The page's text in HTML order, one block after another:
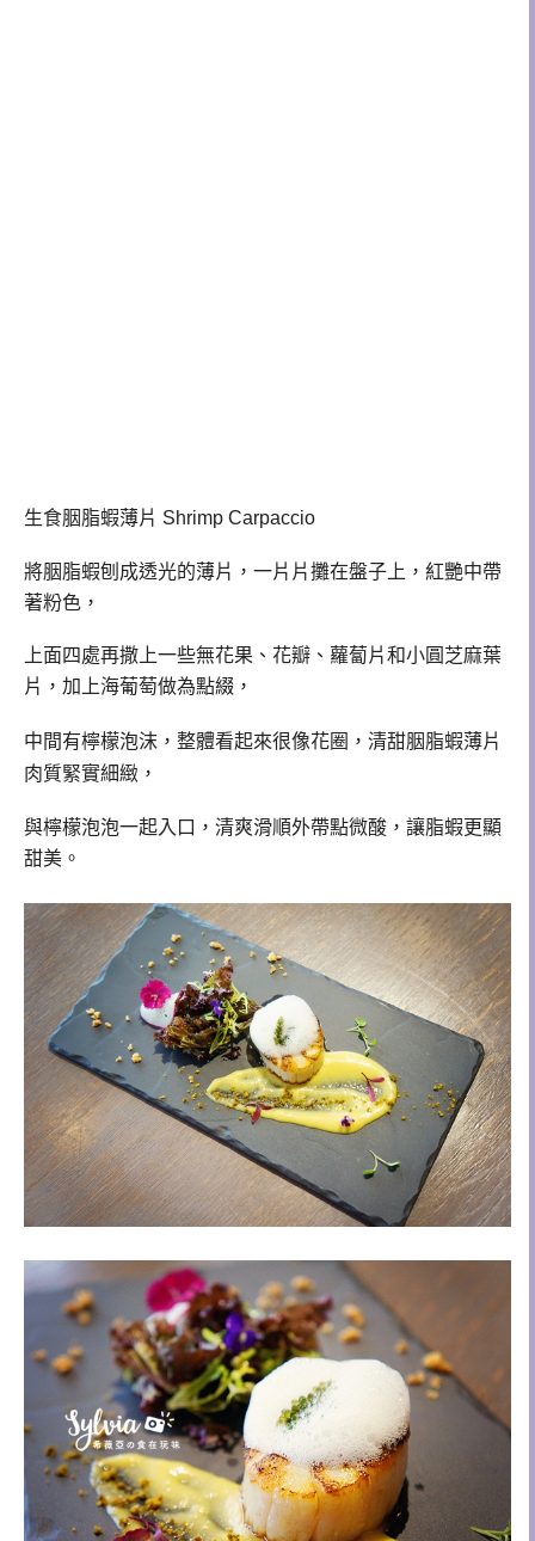
生食胭脂蝦薄片 Shrimp Carpaccio
將胭脂蝦刨成透光的薄片， 一片片攤在盤子上，紅艷中帶
著粉色，
上面四處再撒上一些無花果、花瓣 、蘿蔔片和小圓芝麻葉
片，加上海葡萄做為點綴，
中間有檸檬泡沫 ， 整體看起來很像花圈，清甜胭脂蝦薄片
肉質緊實細緻，
與檸檬泡泡一起入口，清爽滑順外帶點微酸，讓脂蝦更顯
甜美。